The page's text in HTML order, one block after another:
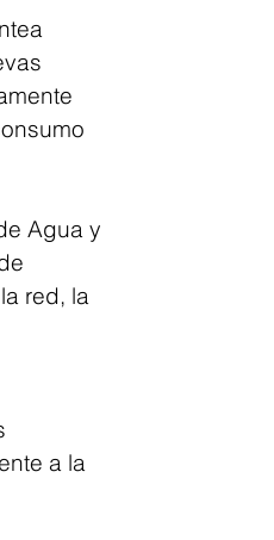
Agua y
red, la
a la